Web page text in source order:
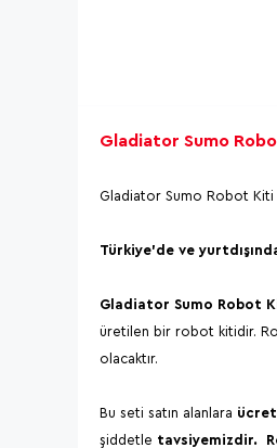
Gladiator Sumo
Gladiator Sumo Robot Kiti
Türkiye'de ve
Gladiator Sumo Robot
üretilen bir robot kitidir.
olacaktır.
Bu seti satın alanlara
şiddetle tavsiyemizdir.